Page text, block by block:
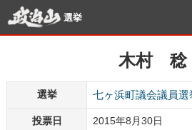
選挙
木村 稔
選挙 七ヶ浜町議会議員
投票日 2015年8月30日